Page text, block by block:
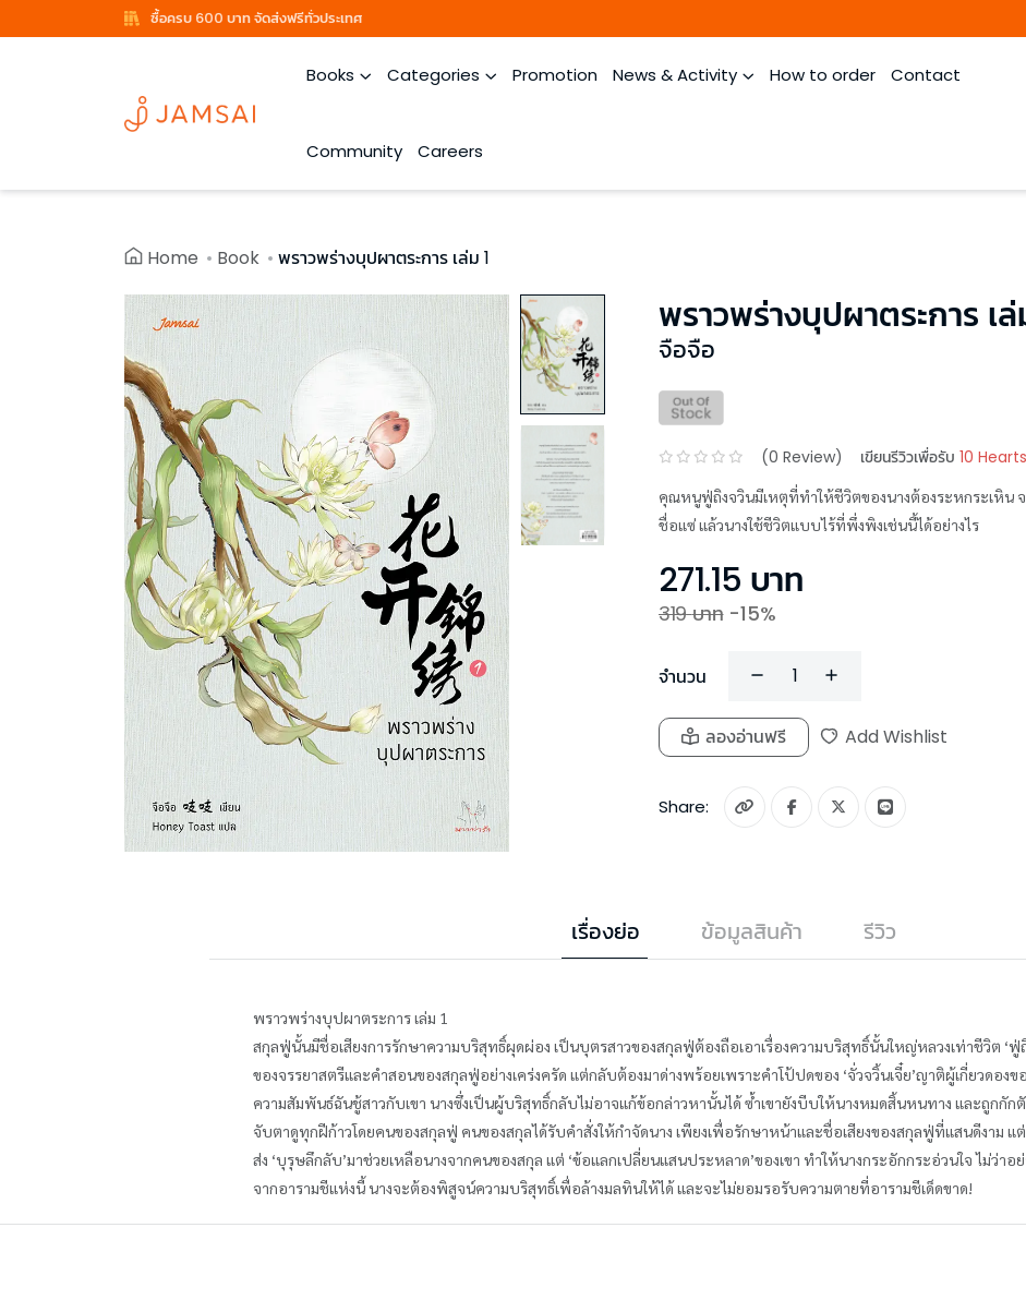
ซื้อครบ 600 บาท จัดส่งฟรีทั่วประเทศ
Books Categories Promotion News & Activity How to order Contact
Community Careers
Home Book พราวพร่างบุปผาตระการ เล่ม 1
พราวพร่างบุปผาตระการ เล่
จือจือ
(0 Review) เขียนรีวิวเพื่อรับ 10 Hearts
คุณหนูฟู่ถิงจวินมีเหตุที่ทำให้ชีวิตของนางต้องระหกระเหิน
ชื่อแซ่ แล้วนางใช้ชีวิตแบบไร้ที่พึ่งพิงเช่นนี้ได้อย่างไร
271.15 บาท
319บาท -15%
จำนวน
ลองอ่านฟรี Add Wishlist
Share:
เรื่องย่อ ข้อมูลสินค้า รีวิว
พราวพร่างบุปผาตระการ เล่ม 1
สกุลฟู่นั้นมีชื่อเสียงการรักษาความบริสุทธิ์ผุดผ่อง เป็นบุตรสาวของสกุลฟู่ต้องถือเอาเรื่องความบริสุทธิ์นั้นใหญ่หลวงเท่าชีวิต ‘
ของจรรยาสตรีและคำสอนของสกุลฟู่อย่างเคร่งครัด แต่กลับต้องมาด่างพร้อยเพราะคำโป้ปดของ ‘จั่วจวิ้นเจี๋ย’ญาติผู้เกี่ยวดอง
ความสัมพันธ์ฉันชู้สาวกับเขา นางซึ่งเป็นผู้บริสุทธิ์กลับไม่อาจแก้ข้อกล่าวหานั้นได้ ซ้ำเขายังบีบให้นางหมดสิ้นหนทาง และถูกกัก
จับตาดูทุกฝีก้าวโดยคนของสกุลฟู่ คนของสกุลได้รับคำสั่งให้กำจัดนาง เพียงเพื่อรักษาหน้าและชื่อเสียงของสกุลฟู่ที่แสนดีงาม แต่
ส่ง ‘บุรุษลึกลับ’มาช่วยเหลือนางจากคนของสกุล แต่ ‘ข้อแลกเปลี่ยนแสนประหลาด’ของเขา ทำให้นางกระอักกระอ่วนใจ ไม่ว่า
จากอารามชีแห่งนี้ นางจะต้องพิสูจน์ความบริสุทธิ์เพื่อล้างมลทินให้ได้ และจะไม่ยอมรอรับความตายที่อารามชีเด็ดขาด!